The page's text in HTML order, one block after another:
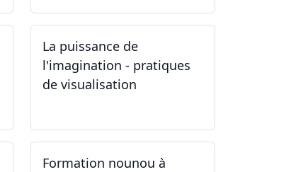
La puissance de
l'imagination - pratiques
de visualisation
Formation nounou à